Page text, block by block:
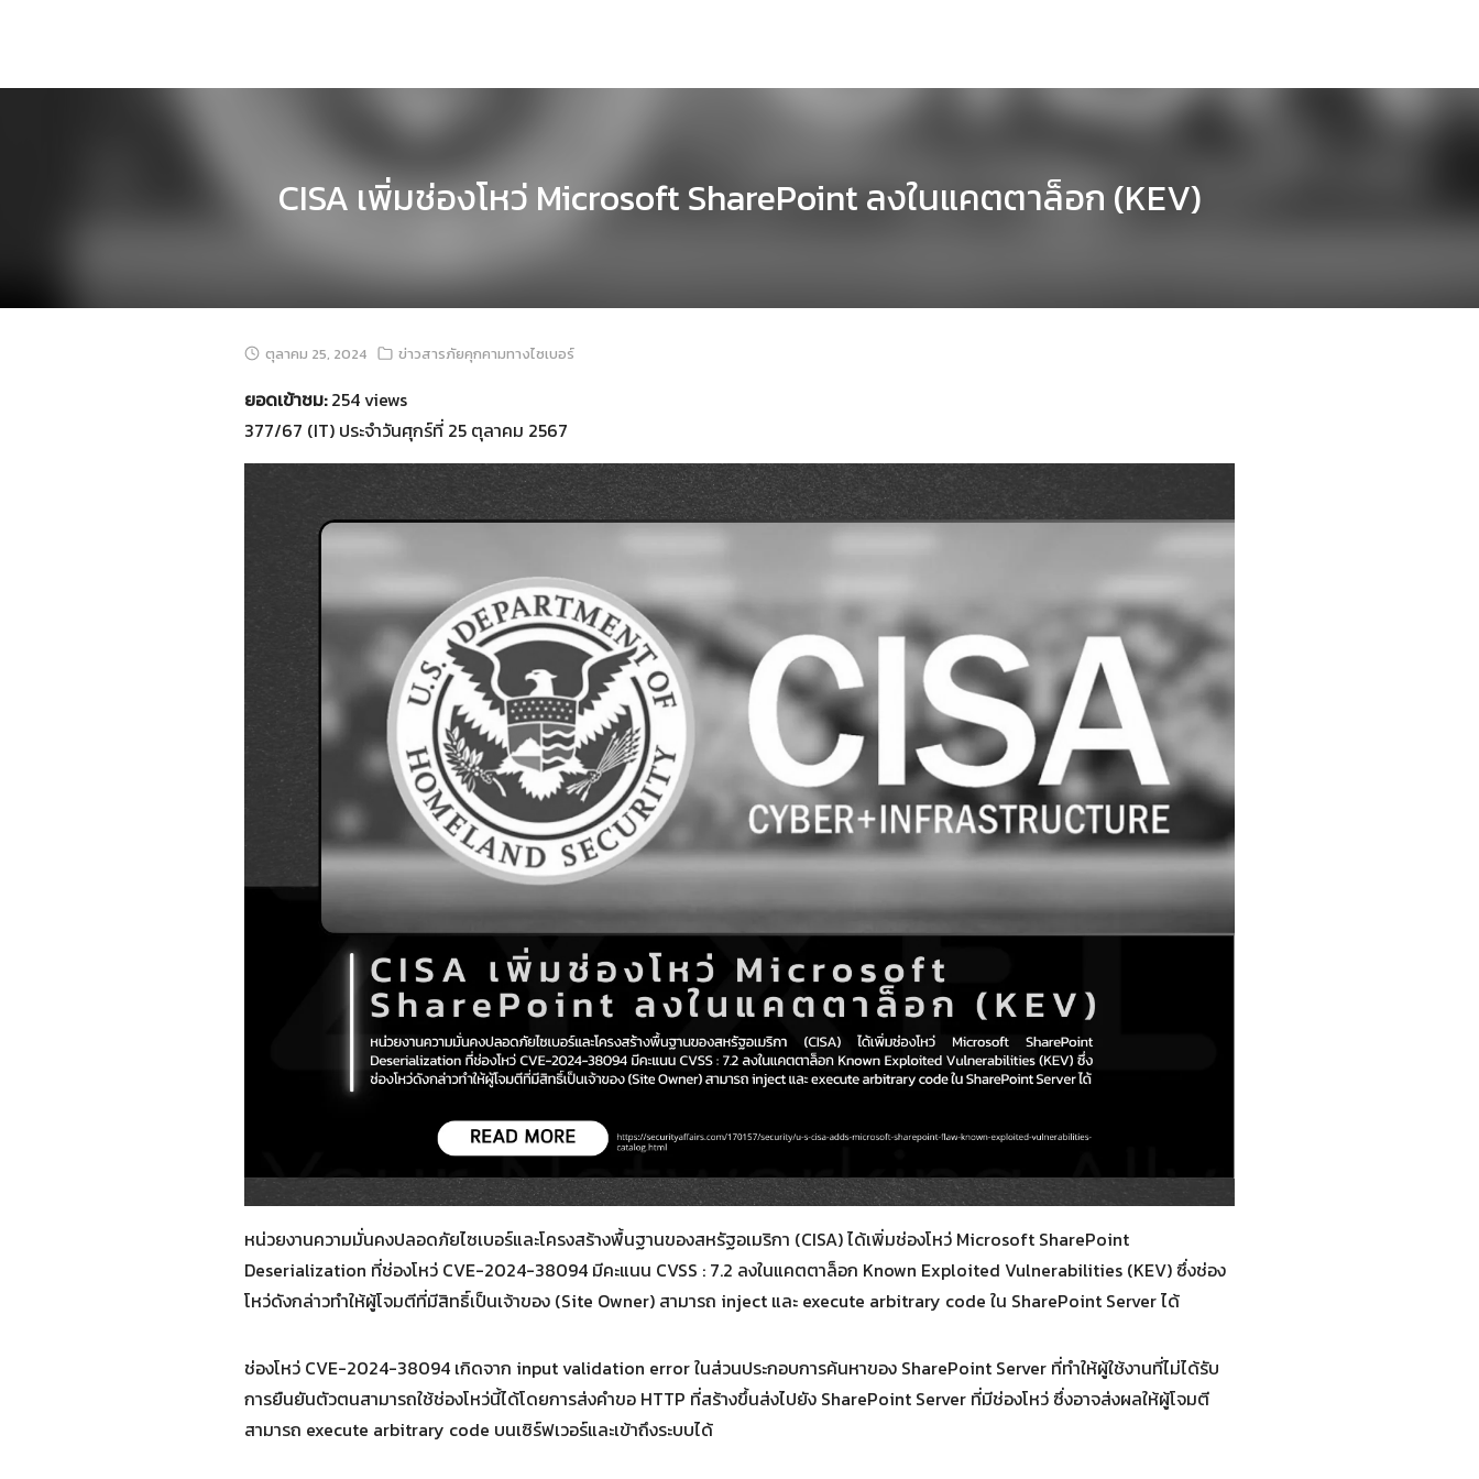
Search
CISA เพิ่มช่องโหว่ Microsoft SharePoint ลงในแคตตาล็อก (KEV)
ตุลาคม 25, 2024 ข่าวสารภัยคุกคามทางไซเบอร์
ยอดเข้าชม:254 views
377/67 (IT) ประจำวันศุกร์ที่ 25 ตุลาคม 2567
หน่วยงานความมั่นคงปลอดภัยไซเบอร์และโครงสร้างพื้นฐานของสหรัฐอเมริกา (CISA) ได้เพิ่มช่องโหว่ Microsoft SharePoint
Deserialization ที่ช่องโหว่ CVE-2024-38094 มีคะแนน CVSS : 7.2 ลงในแคตตาล็อก Known Exploited Vulnerabilities (KEV) ซึ่งช่อง
โหว่ดังกล่าวทำให้ผู้โจมตีที่มีสิทธิ์เป็นเจ้าของ (Site Owner) สามารถ inject และ execute arbitrary code ใน SharePoint Server ได้
ช่องโหว่ CVE-2024-38094 เกิดจาก input validation error ในส่วนประกอบการค้นหาของ SharePoint Server ที่ทำให้ผู้ใช้งานที่ไม่ได้รับ
การยืนยันตัวตนสามารถใช้ช่องโหว่นี้ได้โดยการส่งคำขอ HTTP ที่สร้างขึ้นส่งไปยัง SharePoint Server ที่มีช่องโหว่ ซึ่งอาจส่งผลให้ผู้โจมตี
สามารถ execute arbitrary code บนเซิร์ฟเวอร์และเข้าถึงระบบได้